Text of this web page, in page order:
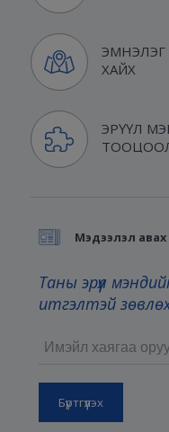
ЭМНЭЛЭГ
ХАЙХ
ЭРҮҮЛ
Мэдээлэл авах
Таны эрүүл
итгэлтэй